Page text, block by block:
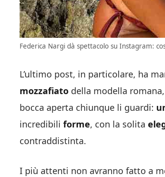
Federica Nargi dà spettacolo su Instagram:
L’ultimo post, in particolare, ha
mozzafiato della modella
bocca aperta chiunque li guardi:
incredibili forme, con la solita
contraddistinta.
I più attenti non avranno fatto a